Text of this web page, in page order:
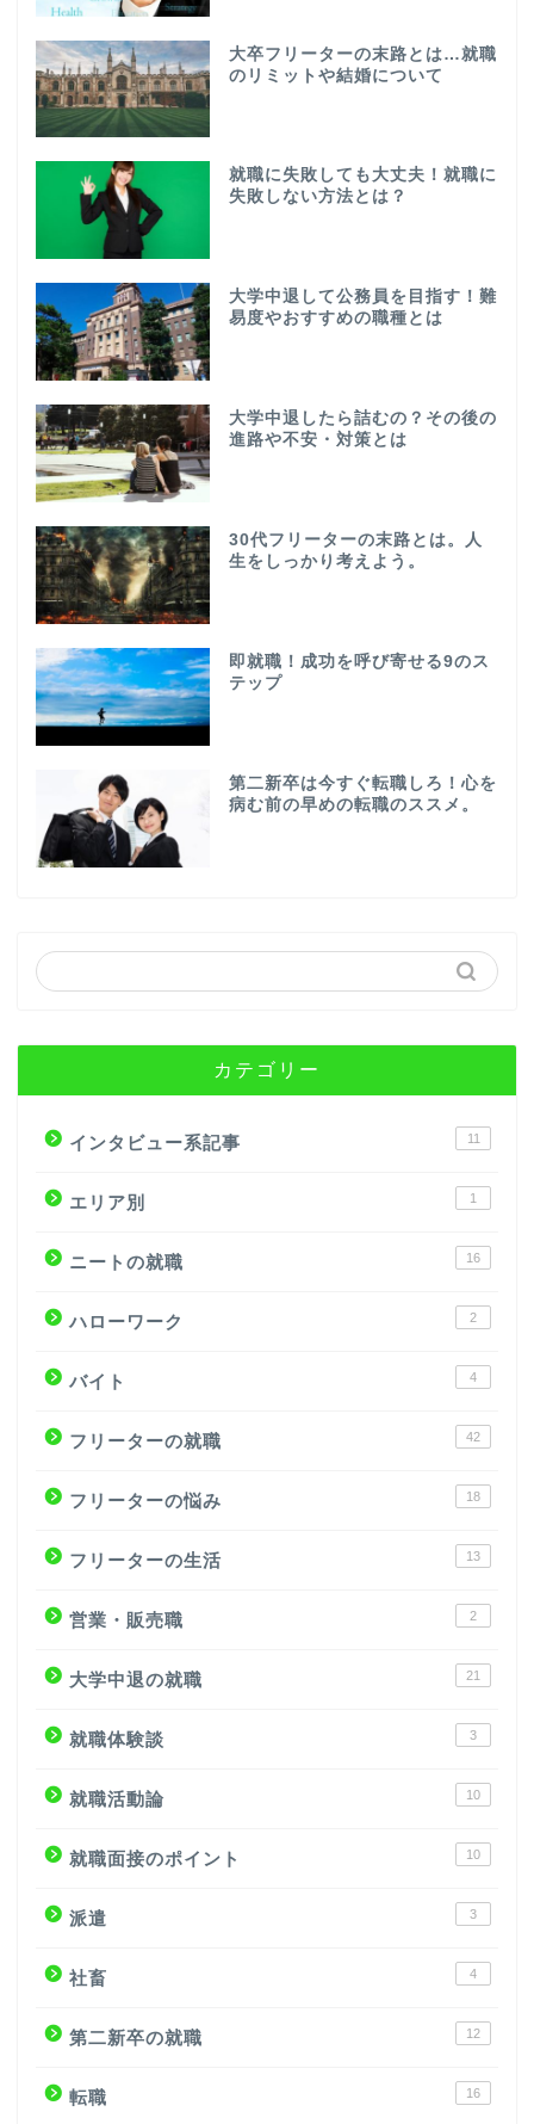
大卒フリーターの末路とは…就職
のリミットや結婚について
就職に失敗しても大丈夫！就職に
失敗しない方法とは？
大学中退して公務員を目指す！難
易度やおすすめの職種とは
大学中退したら詰むの？その後の
進路や不安・対策とは
30代フリーターの末路とは。人
生をしっかり考えよう。
即就職！成功を呼び寄せる9のス
テップ
第二新卒は今すぐ転職しろ！心を
病む前の早めの転職のススメ。
カテゴリー
インタビュー系記事 11
エリア別 1
ニートの就職 16
ハローワーク 2
バイト 4
フリーターの就職 42
フリーターの悩み 18
フリーターの生活 13
営業・販売職 2
大学中退の就職 21
就職体験談 3
就職活動論 10
就職面接のポイント 10
派遣 3
社畜 4
第二新卒の就職 12
転職 16